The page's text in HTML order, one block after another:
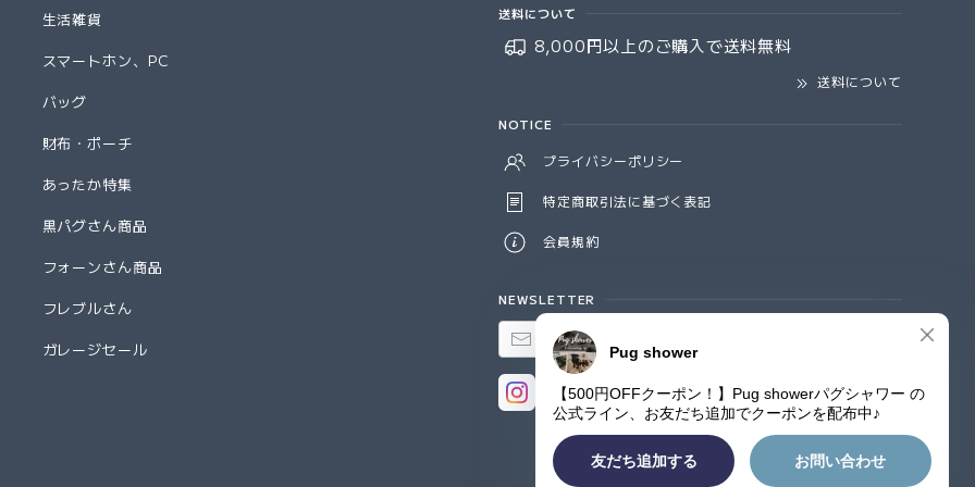
生活雑貨
スマートホン、PC
バッグ
財布・ポーチ
あったか特集
黒パグさん商品
フォーンさん商品
フレブルさん
ガレージセール
送料について
8,000円以上のご購入で送料無料
送料について
NOTICE
プライバシーポリシー
特定商取引法に基づく表記
会員規約
NEWSLETTER